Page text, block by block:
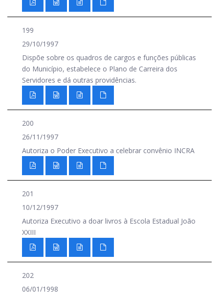
199
29/10/1997
Dispõe sobre os quadros de cargos e funções públicas
do Município, estabelece o Plano de Carreira dos
Servidores e dá outras providências.
200
26/11/1997
Autoriza o Poder Executivo a celebrar convênio INCRA
201
10/12/1997
Autoriza Executivo a doar livros à Escola Estadual João
XXIII
202
06/01/1998